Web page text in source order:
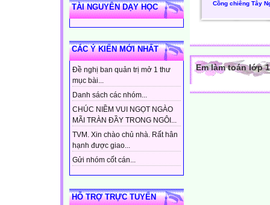
TÀI NGUYÊN DẠY HỌC
CÁC Ý KIẾN MỚI NHẤT
Đề nghị ban quản trị mở 1 thư
mục bài...
Danh sách các nhóm...
CHÚC NIỀM VUI NGỌT NGÀO
MÃI TRÀN ĐẦY TRONG NGÔI...
TVM. Xin chào chủ nhà. Rất hân
hạnh được giao...
Gửi nhóm cốt cán...
HỖ TRỢ TRỰC TUYẾN
Cồng chiêng Tây
Em làm toán lớp 1